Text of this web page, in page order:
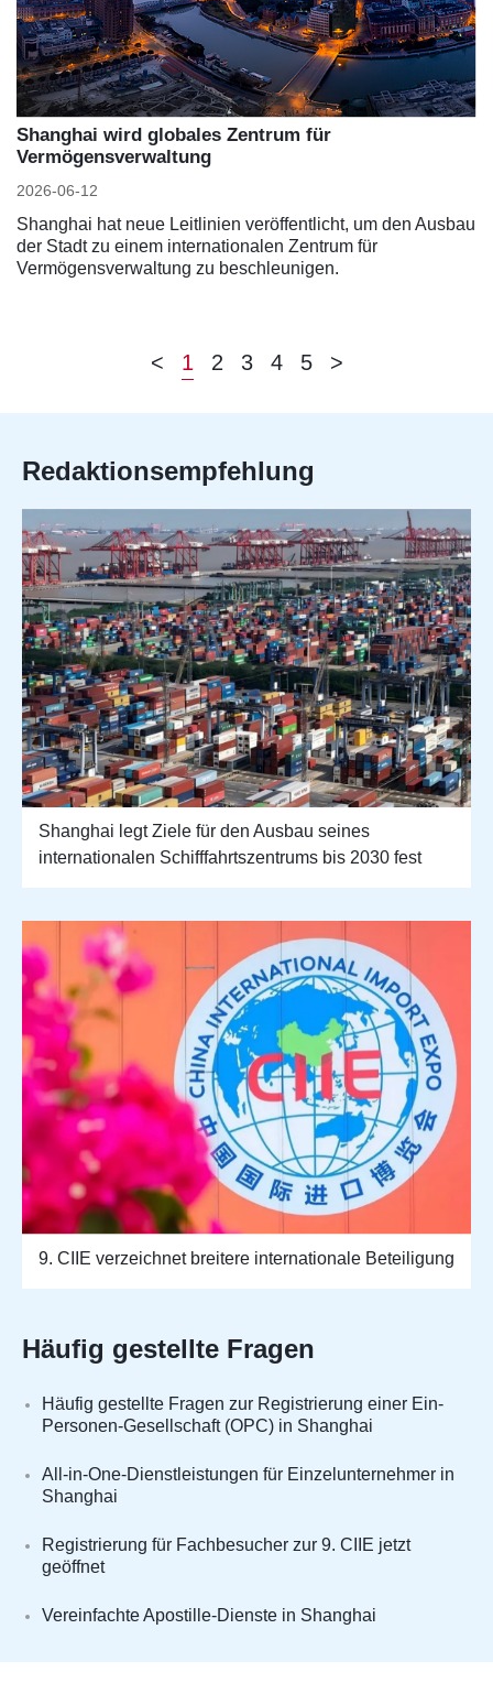
Shanghai wird globales Zentrum für
Vermögensverwaltung
2026-06-12
Shanghai hat neue Leitlinien veröffentlicht, um den Ausbau
der Stadt zu einem internationalen Zentrum für
Vermögensverwaltung zu beschleunigen.
< 1 2 3 4 5 >
Redaktionsempfehlung
Shanghai legt Ziele für den Ausbau seines
internationalen Schifffahrtszentrums bis 2030 fest
9. CIIE verzeichnet breitere internationale Beteiligung
Häufig gestellte Fragen
Häufig gestellte Fragen zur Registrierung einer Ein-
Personen-Gesellschaft (OPC) in Shanghai
All-in-One-Dienstleistungen für Einzelunternehmer in
Shanghai
Registrierung für Fachbesucher zur 9. CIIE jetzt
geöffnet
Vereinfachte Apostille-Dienste in Shanghai